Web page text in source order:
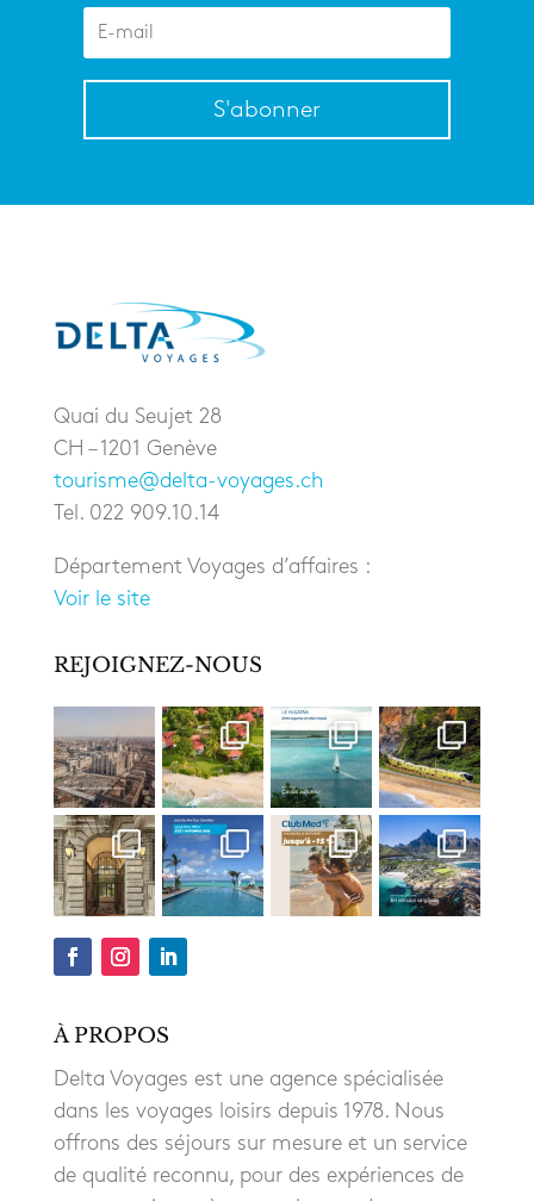
S'abonner
Quai du Seujet 28
CH – 1201 Genève
tourisme@delta-voyages.ch
Tel. 022 909.10.14
Département Voyages d’affaires :
Voir le site
REJOIGNEZ-NOUS
À PROPOS
Delta Voyages est une agence spécialisée
dans les voyages loisirs depuis 1978. Nous
offrons des séjours sur mesure et un service
de qualité reconnu, pour des expériences de